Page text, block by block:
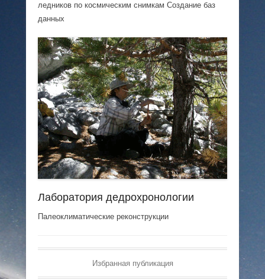
ледников по космическим снимкам Создание баз
данных
Лаборатория дедрохронологии
Палеоклиматические реконструкции
Избранная публикация